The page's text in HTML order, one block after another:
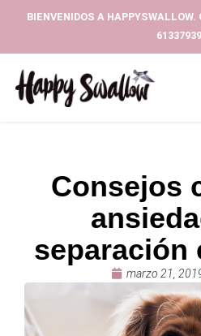
BIENVENIDOS A
Consejos
separación
marzo 21,